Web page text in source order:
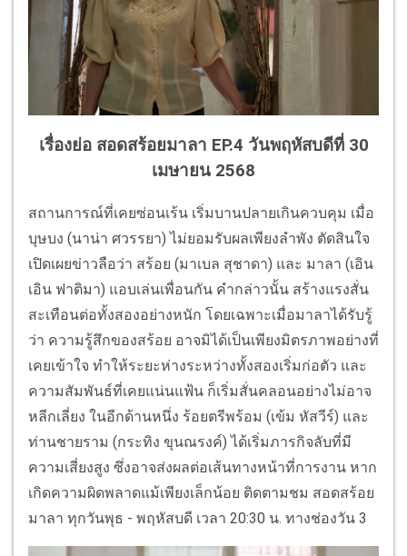
เรื่องย่อ สอดสร้อยมาลา EP.4 วันพฤหัสบดีที่ 30
เมษายน 2568
สถานการณ์ที่เคยซ่อนเร้น เริ่มบานปลายเกินควบคุม เมื่อ
บุษบง (นาน่า ศวรรยา) ไม่ยอมรับผลเพียงลำพัง ตัดสินใจ
เปิดเผยข่าวลือว่า สร้อย (มาเบล สุชาดา) และ มาลา (เอิน
เอิน ฟาติมา) แอบเล่นเพื่อนกัน คำกล่าวนั้น สร้างแรงสั่น
สะเทือนต่อทั้งสองอย่างหนัก โดยเฉพาะเมื่อมาลาได้รับรู้
ว่า ความรู้สึกของสร้อย อาจมิได้เป็นเพียงมิตรภาพอย่างที่
เคยเข้าใจ ทำให้ระยะห่างระหว่างทั้งสองเริ่มก่อตัว และ
ความสัมพันธ์ที่เคยแน่นแฟ้น ก็เริ่มสั่นคลอนอย่างไม่อาจ
หลีกเลี่ยง ในอีกด้านหนึ่ง ร้อยตรีพร้อม (เข้ม หัสวีร์) และ
ท่านชายราม (กระทิง ขุนณรงค์) ได้เริ่มภารกิจลับที่มี
ความเสี่ยงสูง ซึ่งอาจส่งผลต่อเส้นทางหน้าที่การงาน หาก
เกิดความผิดพลาดแม้เพียงเล็กน้อย ติดตามชม สอดสร้อย
มาลา ทุกวันพุธ - พฤหัสบดี เวลา 20:30 น. ทางช่องวัน 3